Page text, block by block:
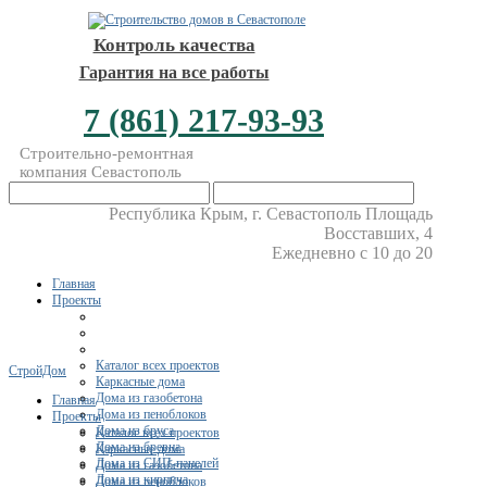
Контроль качества
Гарантия на все работы
7 (861) 217-93-93
Строительно-ремонтная
компания Севастополь
Республика Крым, г. Севастополь Площадь
Восставших, 4
Ежедневно с 10 до 20
Главная
Проекты
Каталог всех проектов
Каркасные дома
Дома из газобетона
Дома из пеноблоков
Дома из бруса
Дома из бревна
Дома из СИП-панелей
Дома из кирпича
СтройДом
Главная
Проекты
Каталог всех проектов
Каркасные дома
Дома из газобетона
Дома из пеноблоков